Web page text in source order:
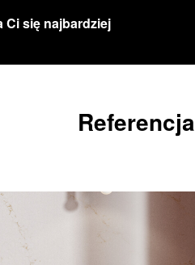
Ci się najbardziej
Referencja